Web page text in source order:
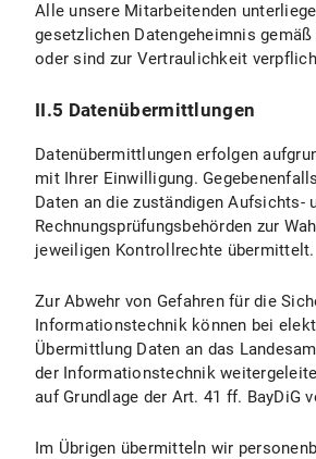
IV.1 Umfang und Zweck der
IV.3 Dauer der
IV.4 Widerspuchs- und
V. Exportkontrolle
V.2 Rechtsgrundage der
V.3 Dauer der
V.4 Widerspruchs- und
VI. Fotoveröffentlichung
Alle unsere Mitarbeitenden
gesetzlichen Datengeheimnis gemäß
oder sind zur Vertraulichkeit
II.5 Datenübermittlungen
Datenübermittlungen erfolgen
mit Ihrer Einwilligung.
Daten an die zuständigen Aufsichts-
Rechnungsprüfungsbehörden zur
jeweiligen Kontrollrechte übermittelt.
Zur Abwehr von Gefahren für die
Informationstechnik können bei
Übermittlung Daten an das
der Informationstechnik
auf Grundlage der Art. 41 ff. BayDiG
Im Übrigen übermitteln wir